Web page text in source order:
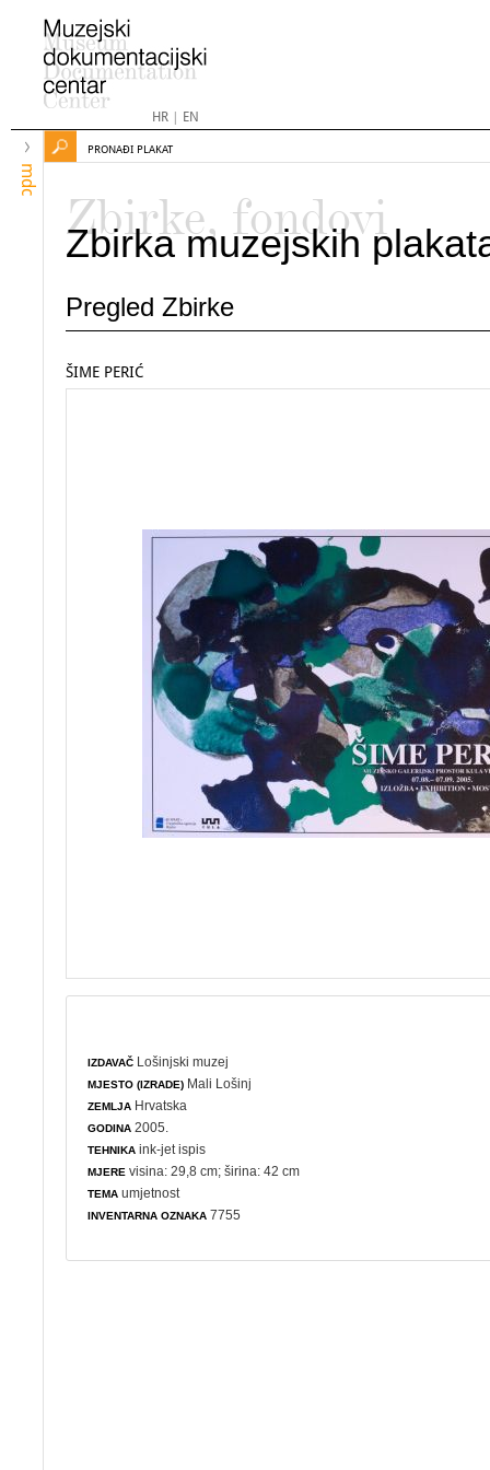
HR| EN
mdc
PRONAĐI PLAKAT
Zbirke, fondovi
Zbirka muzejskih
Pregled Zbirke
ŠIME PERIĆ
IZDAVAČ Lošinjski muzej
MJESTO (IZRADE) Mali Lošinj
ZEMLJA Hrvatska
GODINA 2005.
TEHNIKA ink-jet ispis
MJERE visina: 29,8 cm; širina: 42 cm
TEMA umjetnost
INVENTARNA OZNAKA 7755